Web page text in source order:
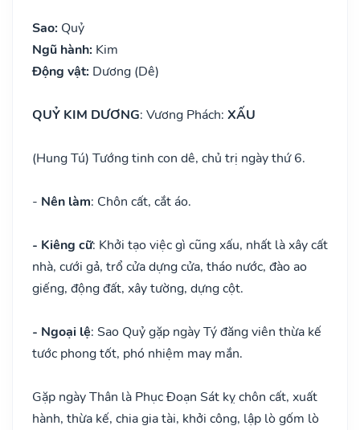
Sao: Quỷ
Ngũ hành: Kim
Động vật: Dương (Dê)
QUỶ KIM DƯƠNG: Vương Phách: XẤU
(Hung Tú) Tướng tinh con dê, chủ trị ngày thứ 6.
- Nên làm: Chôn cất, cắt áo.
- Kiêng cữ: Khởi tạo việc gì cũng xấu, nhất là xây cất
nhà, cưới gả, trổ cửa dựng cửa, tháo nước, đào ao
giếng, động đất, xây tường, dựng cột.
- Ngoại lệ: Sao Quỷ gặp ngày Tý đăng viên thừa kế
tước phong tốt, phó nhiệm may mắn.
Gặp ngày Thân là Phục Đoạn Sát kỵ chôn cất, xuất
hành, thừa kế, chia gia tài, khởi công, lập lò gốm lò